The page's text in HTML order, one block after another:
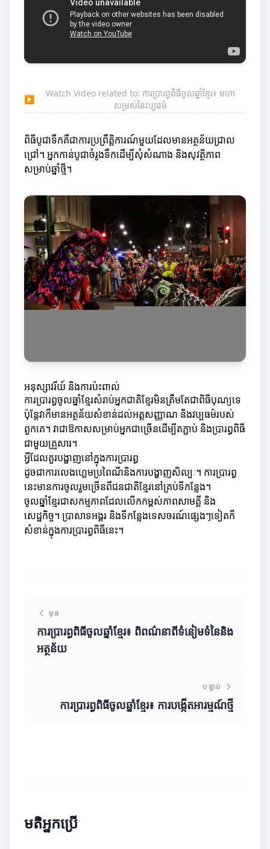
▶
Watch Video related to: ការប្រារព្ធពិធីចូលឆ្នាំខ្មែរ៖ មហា
សម្រស់នៃវប្បធម៌
ពិធីបូជាទឹកគឺជាការប្រព្រឹត្តិការណ៍មួយដែលមានអត្ថន័យជ្រាល
ជ្រៅ។ អ្នកកាន់បូជាចំរូងទឹកដើម្បីសុំសំណាង និងសុវត្ថិភាព
សម្រាប់ឆ្នាំថ្មី។
អនុស្សាវរីយ៍ និងការប៉ះពាល់
ការប្រារព្ធចូលឆ្នាំខ្មែរសំរាប់អ្នកជាតិខ្មែរមិនត្រឹមតែជាពិធីបុណ្យទេ
ប៉ុន្តែវាក៏មានអត្ថន័យសំខាន់ដល់អត្តសញ្ញាណ និងវប្បធម៌របស់
ពួកគេ។ វាជាឱកាសសម្រាប់អ្នកជាច្រើនដើម្បីតភ្ជាប់ និងប្រារព្ធពិធី
ជាមួយគ្រួសារ។
អ្វីដែលគួរបង្ហាញនៅក្នុងការប្រារព្ធ
ដូចជាការលេងហ្គេមប្រពៃណីនិងការបង្ហាញសិល្បៈ។ ការប្រារព្ធ
នេះមានការចូលរួមច្រើនពីជនជាតិខ្មែរនៅគ្រប់ទីកន្លែង។
ចូលឆ្នាំខ្មែរជាសកម្មភាពដែលលើកកម្ពស់ភាពសាមគ្គី និង
សេដ្ឋកិច្ច។ ប្រាសាទអង្គរ និងទីកន្លែងទេសចរណ៍ផ្សេងៗទៀតក៏
សំខាន់ក្នុងការប្រារព្ធពិធីនេះ។
មុន
ការប្រារព្ធពិធីចូលឆ្នាំខ្មែរ៖ ពិពណ៌នាពីទំនៀមទំនៃនិង
អត្ថន័យ
បន្ទាប់
ការប្រារព្ធពិធីចូលឆ្នាំខ្មែរ៖ ការបង្កើតអារម្មណ៍ថ្មី
មតិអ្នកប្រើ